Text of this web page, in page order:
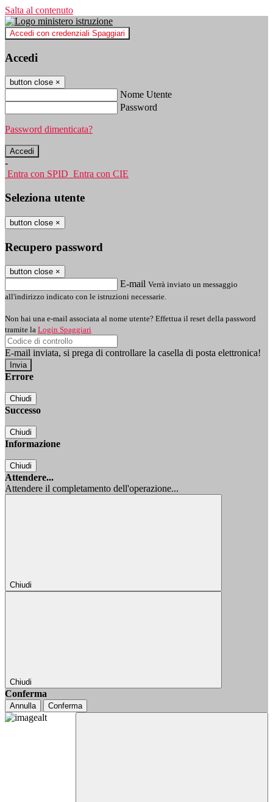
Salta al contenuto
Accedi con credenziali Spaggiari
Accedi
button close ×
Nome Utente
Password
Password dimenticata?
-
Entra con SPID Entra con CIE
Seleziona utente
button close ×
Recupero password
button close ×
E-mail Verrà inviato un messaggio
all'indirizzo indicato con le istruzioni necessarie.
Non hai una e-mail associata al nome utente? Effettua il reset della password
tramite la Login Spaggiari
E-mail inviata, si prega di controllare la casella di posta elettronica!
Errore
Chiudi
Successo
Chiudi
Informazione
Chiudi
Attendere...
Attendere il completamento dell'operazione...
Chiudi
Chiudi
Conferma
Annulla Conferma